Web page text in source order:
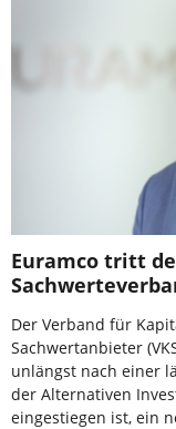
Euramco tritt
Der Verband für
Sachwertanbieter
unlängst nach einer
der Alternativen
eingestiegen ist, ein